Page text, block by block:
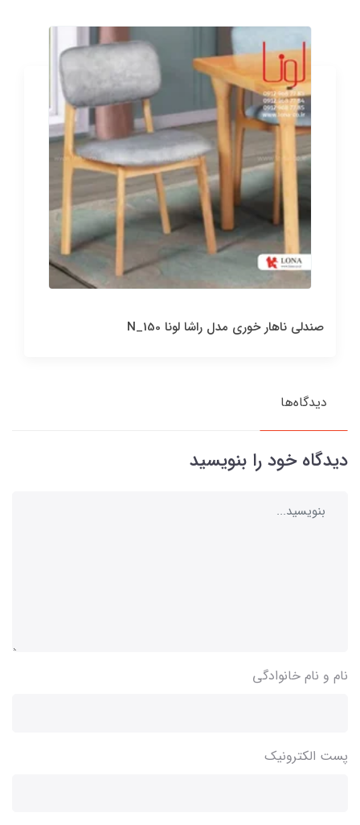
صندلی ناهار خوری مدل راشا لونا N_150
دیدگاه‌ها
دیدگاه خود را بنویسید
نام و نام خانوادگی
پست الکترونیک